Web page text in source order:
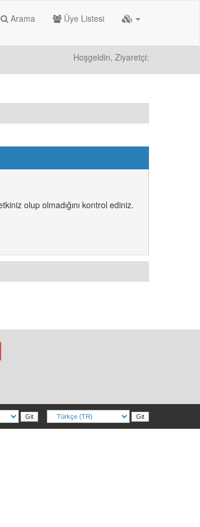
Arama Üye Listesi
Hoşgeldin, Ziyaretçi:
olup olmadığını kontrol ediniz.